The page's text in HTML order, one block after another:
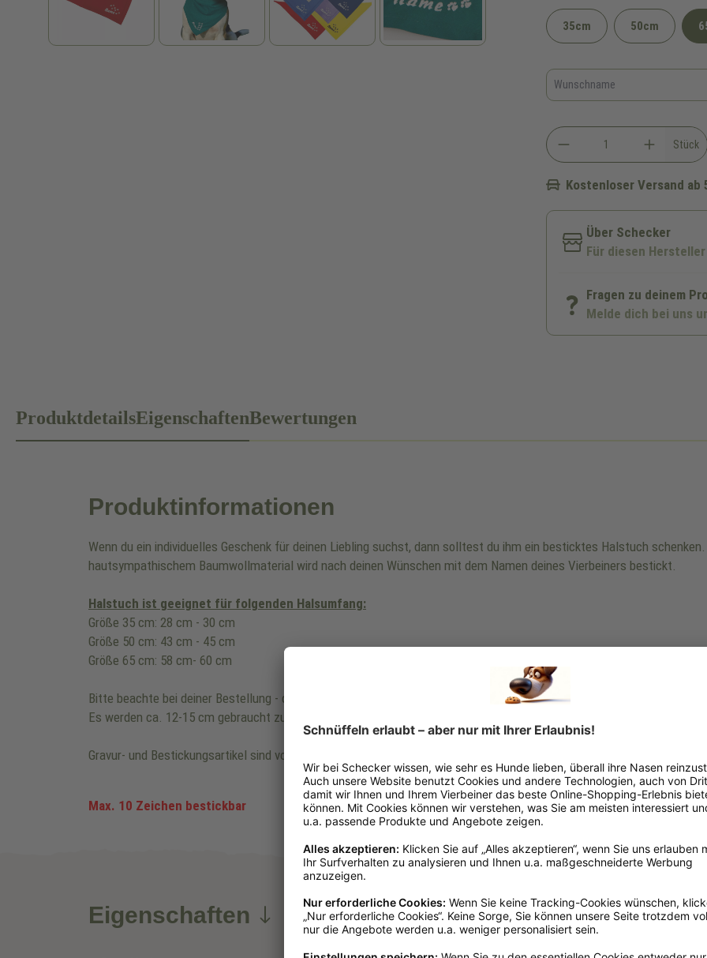
35cm 50cm
Stück
Kostenloser Versand ab
Über Schecker
Für diesen
Fragen zu deinem
Melde dich bei uns
ProduktdetailsEigenschaftenBewertungen
Produktinformationen
Wenn du ein individuelles Geschenk für deinen Liebling suchst, dann solltest du ihm ein besticktes Halstuch
hautsympathischem Baumwollmaterial wird nach deinen Wünschen mit dem Namen deines Vierbeiners bestickt.
Halstuch ist geeignet für folgenden Halsumfang:
Größe 35 cm: 28 cm - 30 cm
Größe 50 cm: 43 cm - 45 cm
Größe 65 cm: 58 cm- 60 cm
Bitte beachte bei deiner Bestellung - die Länge des Halsbandes ist nicht gleich Halsumfang.
Es werden ca. 12-15 cm gebraucht zum zusammenknoten.
Gravur- und Bestickungsartikel sind vom Umtausch ausgeschlossen!
Max. 10 Zeichen bestickbar
Eigenschaften